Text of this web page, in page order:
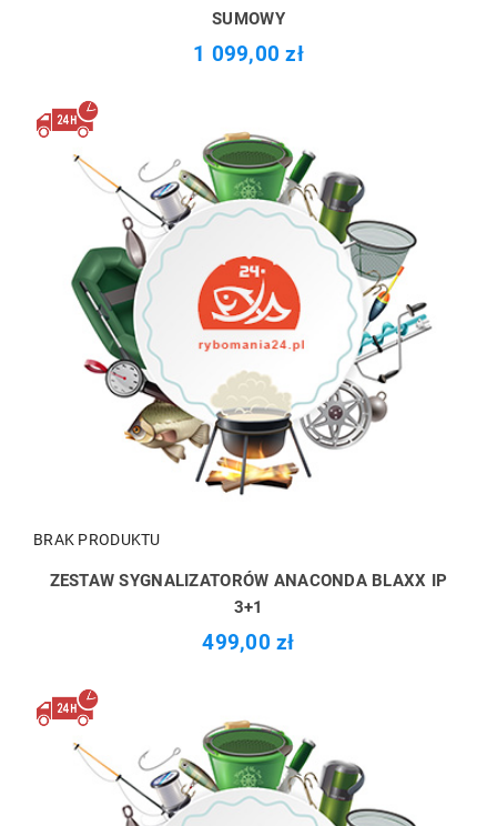
SUMOWY
1 099,00 zł
BRAK PRODUKTU
ZESTAW SYGNALIZATORÓW ANACONDA BLAXX IP
3+1
499,00 zł